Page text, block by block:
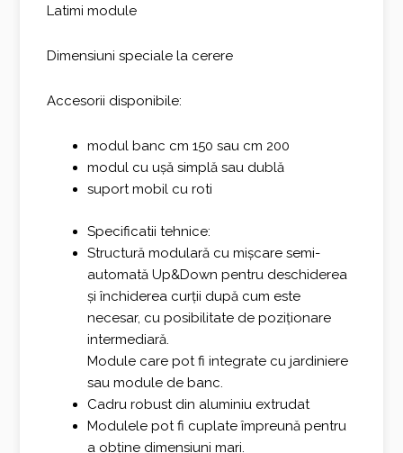
​Latimi module
Dimensiuni speciale la cerere
Accesorii disponibile: ​
modul banc cm 150 sau cm 200​
modul cu ușă simplă sau dublă
suport mobil cu roti
Specificatii tehnice:
Structură modulară cu mișcare semi-
automată Up&Down pentru deschiderea
și închiderea curții după cum este
necesar, cu posibilitate de poziționare
intermediară.
Module care pot fi integrate cu jardiniere
sau module de banc.
Cadru robust din aluminiu extrudat
Modulele pot fi cuplate împreună pentru
a obține dimensiuni mari.